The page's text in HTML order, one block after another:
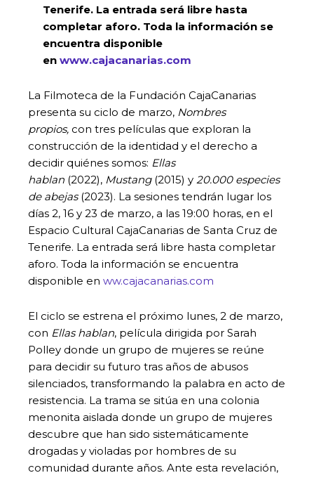
Tenerife. La entrada será libre hasta
completar aforo. Toda la información se
encuentra disponible
en www.cajacanarias.com
La Filmoteca de la Fundación CajaCanarias
presenta su ciclo de marzo, Nombres
propios, con tres películas que exploran la
construcción de la identidad y el derecho a
decidir quiénes somos: Ellas
hablan (2022), Mustang(2015) y 20.000 especies
de abejas(2023). La sesiones tendrán lugar los
días 2, 16 y 23 de marzo, a las 19:00 horas, en el
Espacio Cultural CajaCanarias de Santa Cruz de
Tenerife. La entrada será libre hasta completar
aforo. Toda la información se encuentra
disponible en ww.cajacanarias.com
El ciclo se estrena el próximo lunes, 2 de marzo,
con Ellas hablan, película dirigida por Sarah
Polley donde un grupo de mujeres se reúne
para decidir su futuro tras años de abusos
silenciados, transformando la palabra en acto de
resistencia. La trama se sitúa en una colonia
menonita aislada donde un grupo de mujeres
descubre que han sido sistemáticamente
drogadas y violadas por hombres de su
comunidad durante años. Ante esta revelación,